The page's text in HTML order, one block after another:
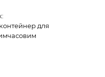
для